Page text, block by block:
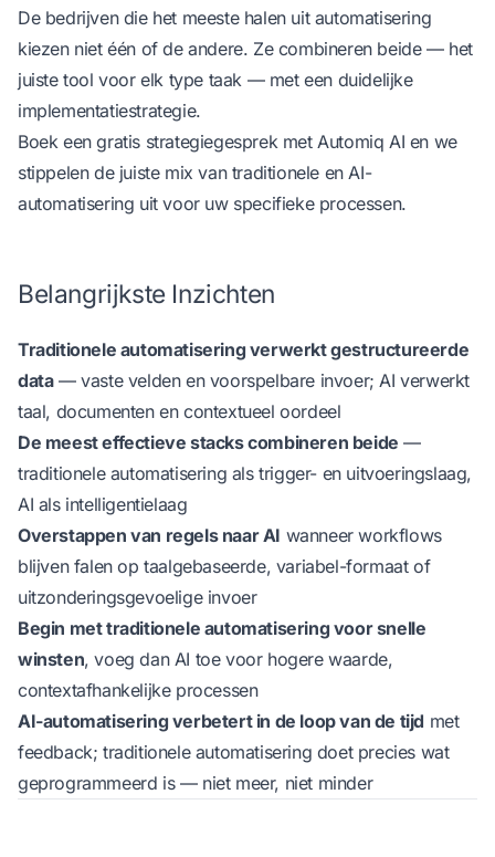
De bedrijven die het meeste halen uit automatisering
kiezen niet één of de andere. Ze combineren beide — het
juiste tool voor elk type taak — met een duidelijke
implementatiestrategie.
Boek een gratis strategiegesprek met Automiq AI en we
stippelen de juiste mix van traditionele en AI-
automatisering uit voor uw specifieke processen.
Belangrijkste Inzichten
Traditionele automatisering verwerkt gestructureerde
data— vaste velden en voorspelbare invoer; AI verwerkt
taal, documenten en contextueel oordeel
De meest effectieve stacks combineren beide —
traditionele automatisering als trigger- en uitvoeringslaag,
AI als intelligentielaag
Overstappen van regels naar AI wanneer workflows
blijven falen op taalgebaseerde, variabel-formaat of
uitzonderingsgevoelige invoer
Begin met traditionele automatisering voor snelle
winsten, voeg dan AI toe voor hogere waarde,
contextafhankelijke processen
AI-automatisering verbetert in de loop van de tijd met
feedback; traditionele automatisering doet precies wat
geprogrammeerd is — niet meer, niet minder